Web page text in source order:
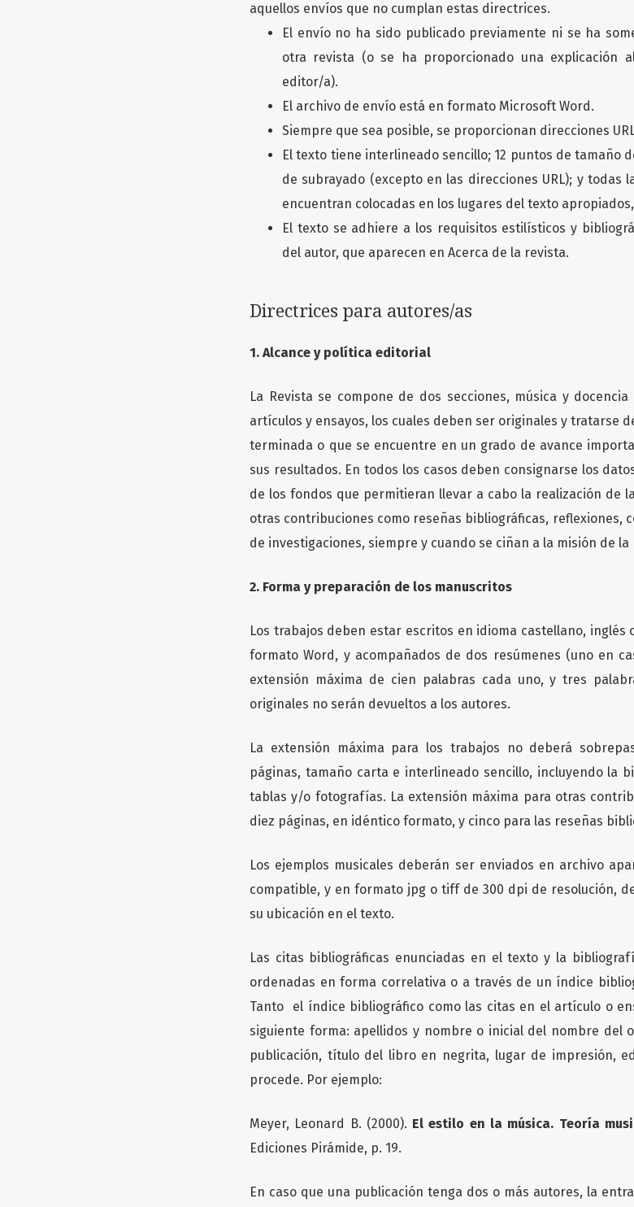
aquellos envíos que no cumplan estas directrices.
El envío no ha sido publicado previamente ni se ha
otra revista (o se ha proporcionado una explicación
editor/a).
El archivo de envío está en formato Microsoft Word.
Siempre que sea posible, se proporcionan direcciones
El texto tiene interlineado sencillo; 12 puntos de tamaño
de subrayado (excepto en las direcciones URL); y todas
encuentran colocadas en los lugares del texto
El texto se adhiere a los requisitos estilísticos y
del autor, que aparecen en Acerca de la revista.
Directrices para autores/as
1. Alcance y política editorial
La Revista se compone de dos secciones, música y
artículos y ensayos, los cuales deben ser originales y tratarse
terminada o que se encuentre en un grado de avance
sus resultados. En todos los casos deben consignarse los
de los fondos que permitieran llevar a cabo la realización de
otras contribuciones como reseñas bibliográficas, reflexiones,
de investigaciones, siempre y cuando se ciñan a la misión de la
2. Forma y preparación de los manuscritos
Los trabajos deben estar escritos en idioma castellano, inglés
formato Word, y acompañados de dos resúmenes (uno en
extensión máxima de cien palabras cada uno, y tres
originales no serán devueltos a los autores.
La extensión máxima para los trabajos no deberá
páginas, tamaño carta e interlineado sencillo, incluyendo la
tablas y/o fotografías. La extensión máxima para otras
diez páginas, en idéntico formato, y cinco para las reseñas
Los ejemplos musicales deberán ser enviados en archivo
compatible, y en formato jpg o tiff de 300 dpi de resolución,
su ubicación en el texto.
Las citas bibliográficas enunciadas en el texto y la
ordenadas en forma correlativa o a través de un índice
Tanto el índice bibliográfico como las citas en el artículo o
siguiente forma: apellidos y nombre o inicial del nombre del
publicación, título del libro en negrita, lugar de impresión,
procede. Por ejemplo:
Meyer, Leonard B. (2000). El estilo en la música. Teoría
Ediciones Pirámide, p. 19.
En caso que una publicación tenga dos o más autores, la